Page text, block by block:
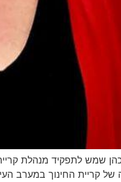
שמש לתפקיד מנהלת
קריית החינוך במערב